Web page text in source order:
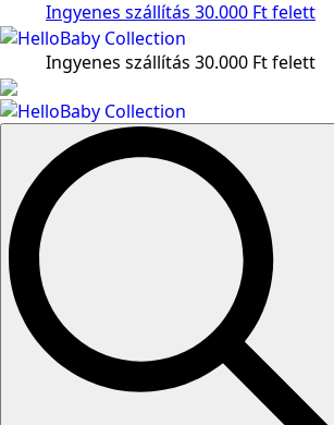
Ingyenes szállítás 30.000 Ft felett
Ingyenes szállítás 30.000 Ft felett